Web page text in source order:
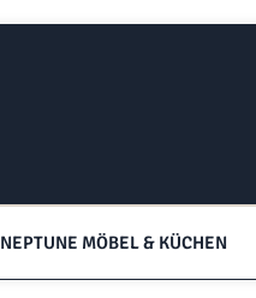
NEPTUNE MÖBEL & KÜCHEN